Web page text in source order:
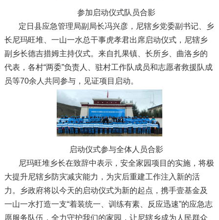
参加启动仪式队员合影
定日县应急管理局副局长冯兴彦，尼辖乡党委副书记、乡
长尼玛旺堆、一山一水总干事虎孝君出席启动仪式，尼辖乡
副乡长德吉措姆主持仪式。来自扎果镇、长所乡、曲洛乡的
代表，各村“两委”负责人、驻村工作队成员和志愿者救援队成
员等70余人共同参与，见证项目启动。
启动仪式参与全体人员合影
尼玛旺堆乡长在致辞中表示，安全家园项目的实施，将极
大提升尼辖乡防灾减灾能力，为灾后重建工作注入新的活
力。乡政府将以今天的启动仪式为新的起点，携手壹基金及
一山一水打造一支“着装统一、训练有素、反应迅速”的应急志
愿服务队伍，全力守护我们的家园，让尼辖乡成为人民群众